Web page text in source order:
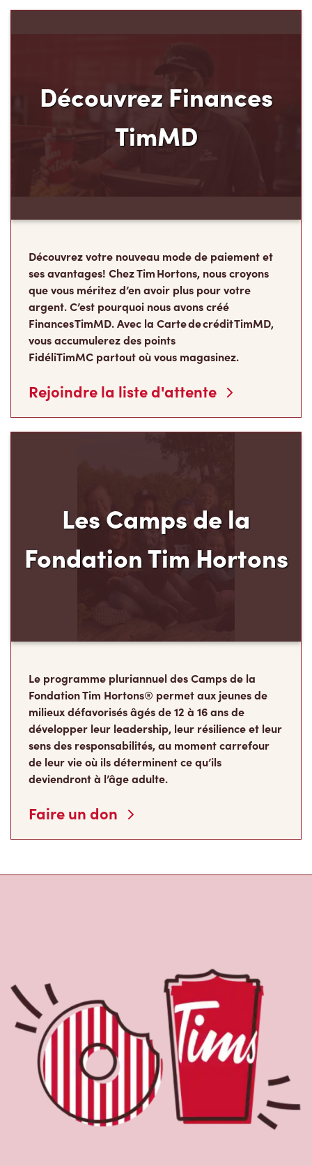
Découvrez Finances
TimMD
Découvrez votre nouveau mode de paiement et
ses avantages! Chez Tim Hortons, nous croyons
que vous méritez d’en avoir plus pour votre
argent. C’est pourquoi nous avons créé
Finances TimMD. Avec la Carte de crédit TimMD,
vous accumulerez des points
FidéliTimMC partout où vous magasinez.
Rejoindre la liste d'attente
Les Camps de la
Fondation Tim Hortons
Le programme pluriannuel des Camps de la
Fondation Tim Hortons® permet aux jeunes de
milieux défavorisés âgés de 12 à 16 ans de
développer leur leadership, leur résilience et leur
sens des responsabilités, au moment carrefour
de leur vie où ils déterminent ce qu’ils
deviendront à l’âge adulte.
Faire un don